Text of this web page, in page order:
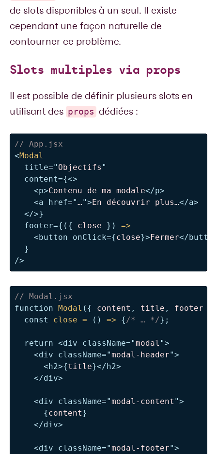
de slots disponibles à un seul. Il existe
cependant une façon naturelle de
contourner ce problème.
Slots multiples via props
Il est possible de définir plusieurs slots en
utilisant des props dédiées :
// App.jsx
<Modal
title=" Objectifs "
content={<>
<p>Contenu de ma modale</p>
<a href="…">En découvrir plus…</a>
</>}
footer={ ( { close } )
=>
<button onClick={close}>Fermer</
}
/>
// Modal.jsx
function Modal ( { content , title , footer
const
close = ( ) => {/* … */} ;
return <div className="modal ">
<div className="modal-header">
<h2>{title}</h2>
</div>
<div className="modal-content ">
{content}
</div>
<div className="modal-footer">